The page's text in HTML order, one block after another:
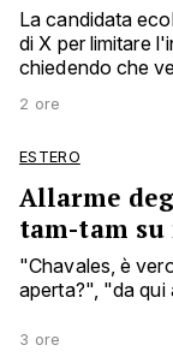
La candidata
di X per limitare
chiedendo che
2 ore
ESTERO
Allarme
tam-tam su
"Chavales, è
aperta?", "da qui
3 ore